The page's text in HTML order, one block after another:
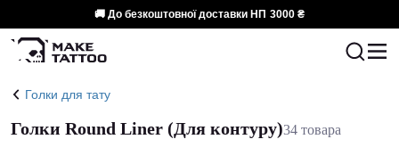
🚚 До безкоштовної доставки НП 3000 ₴
Голки для тату
Голки Round Liner (Для контуру)34 товара